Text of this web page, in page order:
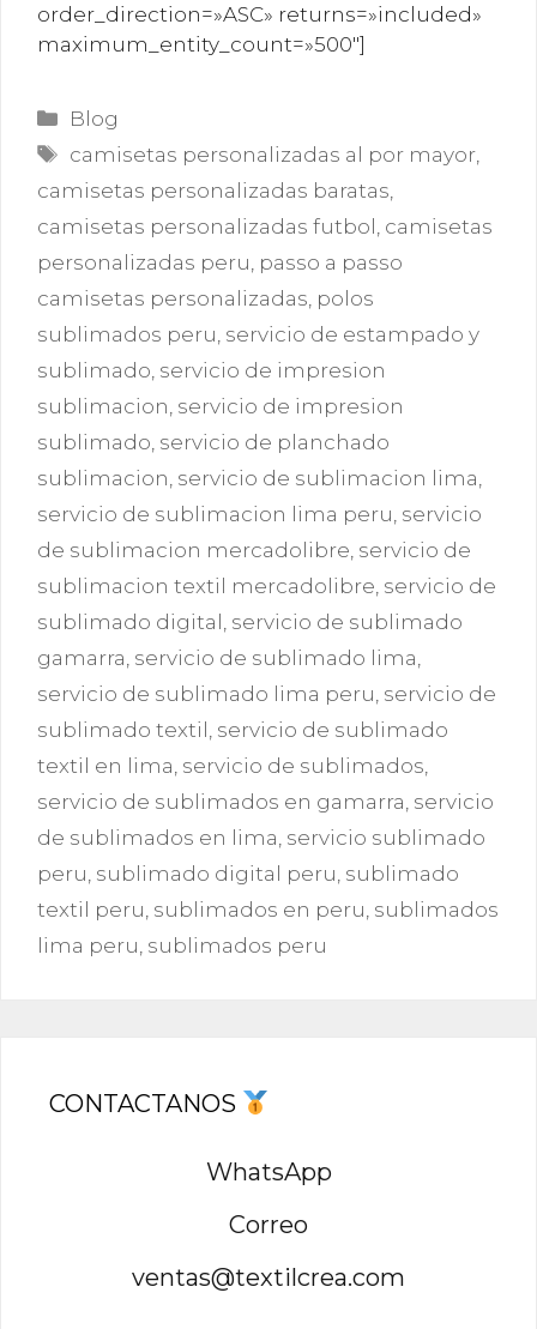
order_direction=»ASC» returns=»included»
maximum_entity_count=»500″]
Categorías
Blog
Etiquetas
camisetas personalizadas al por mayor
camisetas personalizadas baratas
camisetas personalizadas futbol camisetas
personalizadas peru passo a passo
camisetas personalizadas polos
sublimados peru servicio de estampado y
sublimado servicio de impresion
sublimacion servicio de impresion
sublimado servicio de planchado
sublimacion servicio de sublimacion lima
servicio de sublimacion lima peru servicio
de sublimacion mercadolibre servicio de
sublimacion textil mercadolibre servicio de
sublimado digital servicio de sublimado
gamarra servicio de sublimado lima
servicio de sublimado lima peru servicio de
sublimado textil servicio de sublimado
textil en lima servicio de sublimados
servicio de sublimados en gamarra servicio
de sublimados en lima servicio sublimado
peru sublimado digital peru sublimado
textil peru sublimados en peru sublimados
lima peru sublimados peru
CONTACTANOS
WhatsApp
Correo
ventas@textilcrea.com